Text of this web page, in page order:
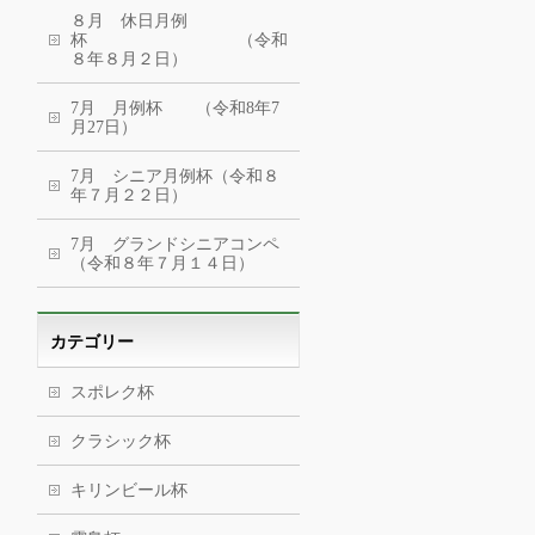
８月 休日月例
杯 （令和
８年８月２日）
7月 月例杯 （令和8年7
月27日）
7月 シニア月例杯（令和８
年７月２２日）
7月 グランドシニアコンペ
（令和８年７月１４日）
カテゴリー
スポレク杯
クラシック杯
キリンビール杯